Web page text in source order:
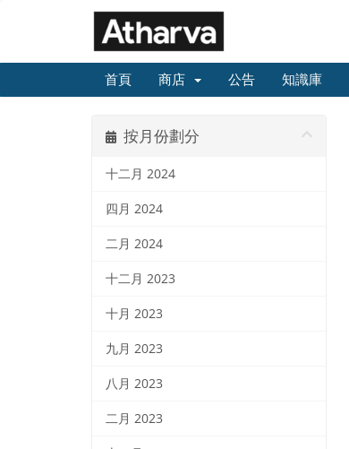
首頁 商店 公告 知識庫
按月份劃分
十二月 2024
四月 2024
二月 2024
十二月 2023
十月 2023
九月 2023
八月 2023
二月 2023